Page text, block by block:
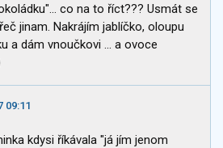
co na to říct??? Usmát se
jinam. Nakrájím jablíčko, oloupu
a dám vnoučkovi ... a ovoce
09:11
kdysi říkávala "já jím jenom